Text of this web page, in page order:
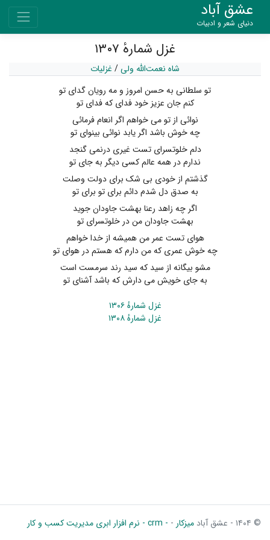
عشق آباد
دنیای شعر و ادبیات
غزل شمارهٔ ۱۳۰۷
شاه نعمت‌الله ولی/ غزلیات
تو سلطانی به حسن امروز و مه رویان گدای تو
کنم جان عزیز خود فدای که فدای تو
نوائی از تو می خواهم اگر انعام فرمائی
چه خوش باشد اگر یابد نوائی بینوای تو
دلم خلوتسرای تست غیری درنمی گنجد
ندارم در همه عالم کسی دیگر به جای تو
گذشتم از خودی بی شک برای دولت وصلت
به صدق دل شدم دائم برای تو برای تو
اگر چه زاهد رعنا بهشت جاودان جوید
بهشت جاودان من در خلوتسرای تو
هوای تست عمر من همیشه از خدا خواهم
چه خوش عمری که من دارم که هستم در هوای تو
مشو بیگانه از سید که سید رند سرمست است
به جای خویش می دارش که باشد آشنای تو
غزل شمارهٔ ۱۳۰۶
غزل شمارهٔ ۱۳۰۸
© ۱۴۰۴ - عشق آباد میزکار - - crm - نرم افزار ابری مدیریت کسب و کار